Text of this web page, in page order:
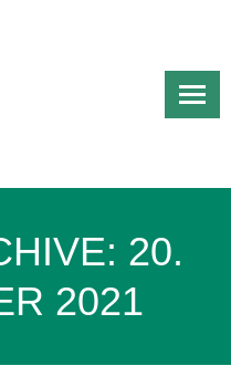
20.
2021